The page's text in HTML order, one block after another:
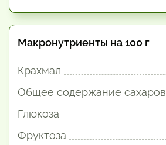
Макронутриенты на 100 г
Крахмал
Общее содержание сахаров
Глюкоза
Фруктоза